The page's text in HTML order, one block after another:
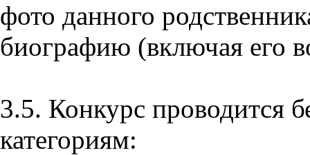
фото данного
биографию (включая его
3.5. Конкурс проводится
категориям: